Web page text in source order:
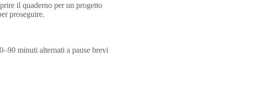
il quaderno per un progetto
proseguire.
minuti alternati a pause brevi